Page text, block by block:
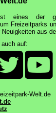
ist eines der
Freizeitparks
Neuigkeiten aus
auf:
Welt.de